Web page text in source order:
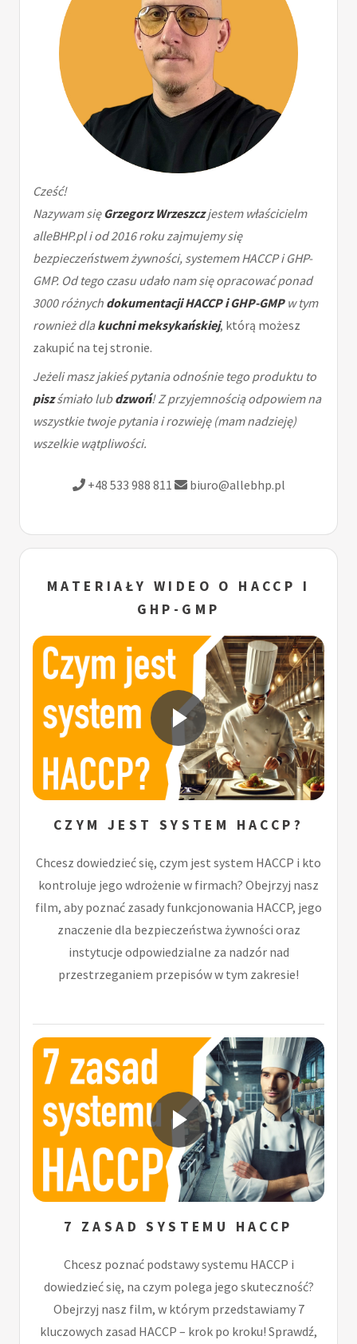
Cześć!
Nazywam sięGrzegorz Wrzeszczjestem właścicielm
alleBHP.pl i od 2016 roku zajmujemy się
bezpieczeństwem żywności, systemem HACCP i GHP-
GMP. Od tego czasu udało nam się opracować ponad
3000 różnych dokumentacji HACCP i GHP-GMPw tym
rownież dlakuchni meksykańskiej, którą możesz
zakupić na tej stronie.
Jeżeli masz jakieś pytania odnośnie tego produktu to
piszśmiało lubdzwoń! Z przyjemnością odpowiem na
wszystkie twoje pytania i rozwieję (mam nadzieję)
wszelkie wątpliwości.
+48 533 988 811 biuro@allebhp.pl
MATERIAŁY WIDEO O HACCP I
GHP-GMP
CZYM JEST SYSTEM HACCP?
Chcesz dowiedzieć się, czym jest system HACCP i kto
kontroluje jego wdrożenie w firmach? Obejrzyj nasz
film, aby poznać zasady funkcjonowania HACCP, jego
znaczenie dla bezpieczeństwa żywności oraz
instytucje odpowiedzialne za nadzór nad
przestrzeganiem przepisów w tym zakresie!
7 ZASAD SYSTEMU HACCP
Chcesz poznać podstawy systemu HACCP i
dowiedzieć się, na czym polega jego skuteczność?
Obejrzyj nasz film, w którym przedstawiamy 7
kluczowych zasad HACCP – krok po kroku! Sprawdź,